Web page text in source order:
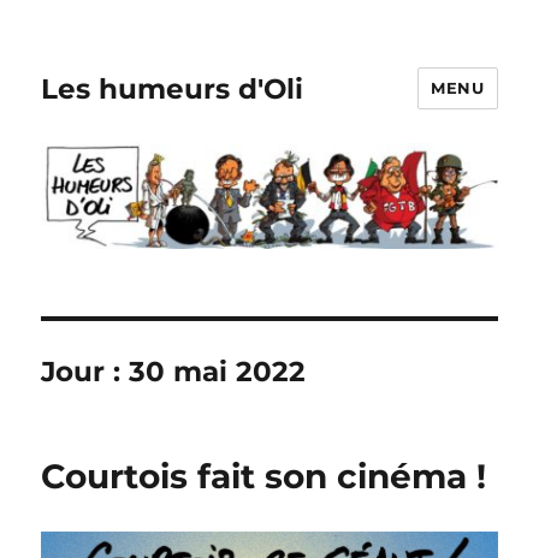
Les humeurs d'Oli MENU
Jour :30 mai 2022
Courtois fait son cinéma !